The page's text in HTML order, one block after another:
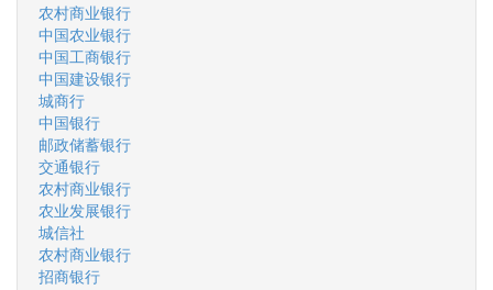
农村商业银行
中国农业银行
中国工商银行
中国建设银行
城商行
中国银行
邮政储蓄银行
交通银行
农村商业银行
农业发展银行
城信社
农村商业银行
招商银行